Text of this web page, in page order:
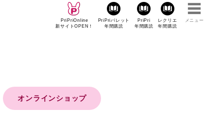
PriPriOnline
新サイトOPEN！
PriPriパレット
年間購読
PriPri
年間購読
レクリエ
年間購読
メニュー
オンラインショップ